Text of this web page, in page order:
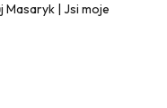
Masaryk | Jsi moje